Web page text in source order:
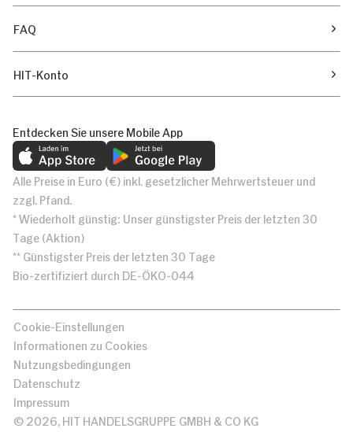
FAQ
HIT-Konto
Entdecken Sie unsere Mobile App
Alle Preise in Euro (€) inkl. gesetzlicher Mehrwertsteuer und
zzgl. Pfand.
* Wiederholt günstig: Unser günstigster Preis der letzten 30
Tage (Aktion)
** Günstigster Preis der letzten 30 Tage
Bio-zertifiziert durch DE-ÖKO-044
Cookie-Einstellungen
Informationen zu Cookies
Nutzungsbedingungen
Datenschutz
Impressum
© 2026, HIT HANDELSGRUPPE GMBH & CO KG